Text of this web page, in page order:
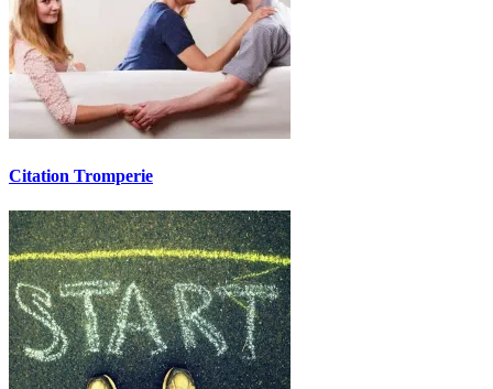
Citation Tromperie